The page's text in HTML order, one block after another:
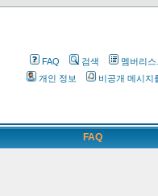
FAQ 검색 멤버리스
개인 정보
비공개 메시지
FAQ